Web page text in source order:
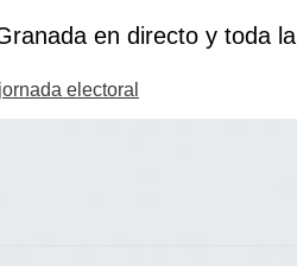
en directo y toda
electoral